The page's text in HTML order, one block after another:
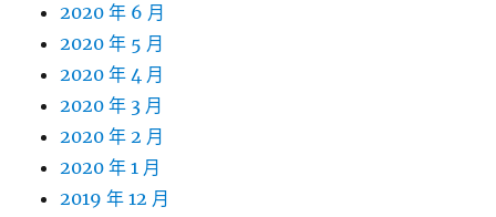
2020 年 6 月
2020 年 5 月
2020 年 4 月
2020 年 3 月
2020 年 2 月
2020 年 1 月
2019 年 12 月